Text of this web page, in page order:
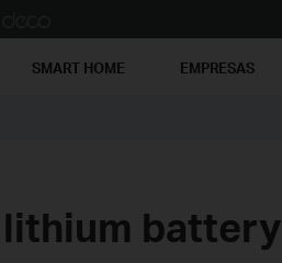
SMART HOME EMPRESAS
battery